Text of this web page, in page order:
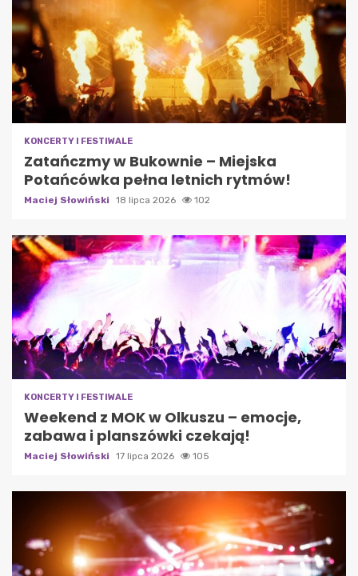
KONCERTY I FESTIWALE
Zatańczmy w Bukownie – Miejska
Potańcówka pełna letnich rytmów!
Maciej Słowiński 18 lipca 2026 102
KONCERTY I FESTIWALE
Weekend z MOK w Olkuszu – emocje,
zabawa i planszówki czekają!
Maciej Słowiński 17 lipca 2026 105